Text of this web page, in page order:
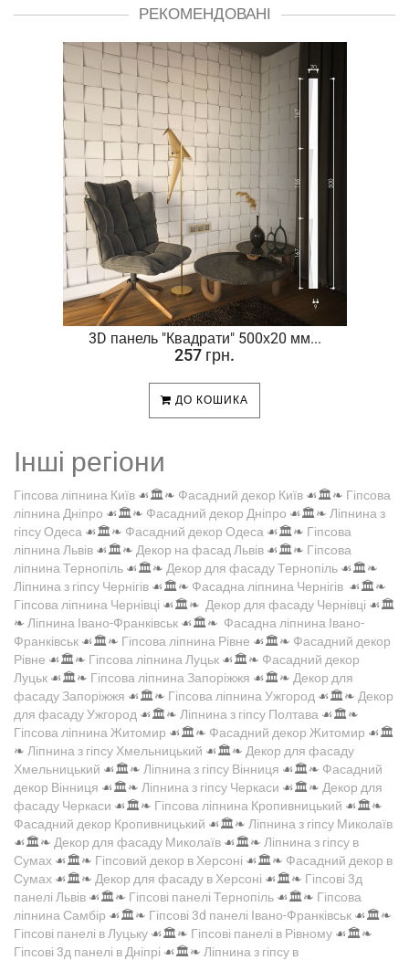
РЕКОМЕНДОВАНІ
3D панель "Квадрати" 500х20 мм...
257 грн.
ДО КОШИКА
Інші регіони
Гіпсова ліпнина Київ ☙🏛️❧ Фасадний декор Київ ☙🏛️❧ Гіпсова
ліпнина Дніпро ☙🏛️❧ Фасадний декор Дніпро ☙🏛️❧ Ліпнина з
гіпсу Одеса ☙🏛️❧ Фасадний декор Одеса ☙🏛️❧ Гіпсова
ліпнина Львів ☙🏛️❧ Декор на фасад Львів ☙🏛️❧ Гіпсова
ліпнина Тернопіль ☙🏛️❧ Декор для фасаду Тернопіль ☙🏛️❧
Ліпнина з гіпсу Чернігів ☙🏛️❧ Фасадна ліпнина Чернігів ☙🏛️❧
Гіпсова ліпнина Чернівці ☙🏛️❧ Декор для фасаду Чернівці ☙🏛️
❧ Ліпнина Івано-Франківськ ☙🏛️❧ Фасадна ліпнина Івано-
Франківськ ☙🏛️❧ Гіпсова ліпнина Рівне ☙🏛️❧ Фасадний декор
Рівне ☙🏛️❧ Гіпсова ліпнина Луцьк ☙🏛️❧ Фасадний декор
Луцьк ☙🏛️❧ Гіпсова ліпнина Запоріжжя ☙🏛️❧ Декор для
фасаду Запоріжжя ☙🏛️❧ Гіпсова ліпнина Ужгород ☙🏛️❧ Декор
для фасаду Ужгород ☙🏛️❧ Ліпнина з гіпсу Полтава ☙🏛️❧
Гіпсова ліпнина Житомир ☙🏛️❧ Фасадний декор Житомир ☙🏛️
❧ Ліпнина з гіпсу Хмельницький ☙🏛️❧ Декор для фасаду
Хмельницький ☙🏛️❧ Ліпнина з гіпсу Вінниця ☙🏛️❧ Фасадний
декор Вінниця ☙🏛️❧ Ліпнина з гіпсу Черкаси ☙🏛️❧ Декор для
фасаду Черкаси ☙🏛️❧ Гіпсова ліпнина Кропивницький ☙🏛️❧
Фасадний декор Кропивницький ☙🏛️❧ Ліпнина з гіпсу Миколаїв
☙🏛️❧ Декор для фасаду Миколаїв ☙🏛️❧ Ліпнина з гіпсу в
Сумах ☙🏛️❧ Гіпсовий декор в Херсоні ☙🏛️❧ Фасадний декор в
Сумах ☙🏛️❧ Декор для фасаду в Херсоні ☙🏛️❧ Гіпсові 3д
панелі Львів ☙🏛️❧ Гіпсові панелі Тернопіль ☙🏛️❧ Гіпсова
ліпнина Самбір ☙🏛️❧ Гіпсові 3d панелі Івано-Франківськ ☙🏛️❧
Гіпсові панелі в Луцьку ☙🏛️❧ Гіпсові панелі в Рівному ☙🏛️❧
Гіпсові 3д панелі в Дніпрі ☙🏛️❧ Ліпнина з гіпсу в